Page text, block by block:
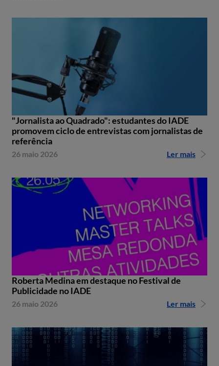
"Jornalista ao Quadrado": estudantes do IADE
promovem ciclo de entrevistas com jornalistas de
referência
26 maio 2026 Ler mais
Roberta Medina em destaque no Festival de
Publicidade no IADE
26 maio 2026 Ler mais